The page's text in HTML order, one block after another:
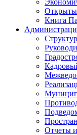
Книга
Отчеты